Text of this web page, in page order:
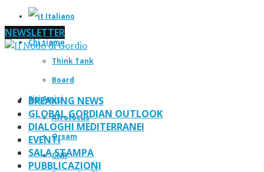
Italiano
Chi siamo
Think Tank
Board
Siti Amici
Afrofocus
Orsam
CNR
NEWSLETTER
BREAKING NEWS
GLOBAL GORDIAN OUTLOOK
DIALOGHI MEDITERRANEI
EVENTI
SALA STAMPA
PUBBLICAZIONI